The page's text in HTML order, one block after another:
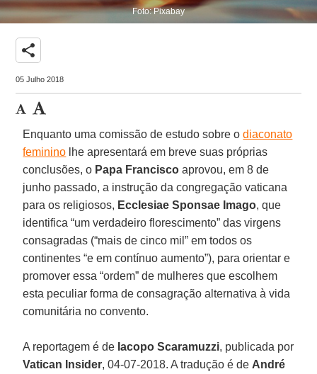
Foto: Pixabay
share
05 Julho 2018
Enquanto uma comissão de estudo sobre odiaconato
feminino lhe apresentará em breve suas próprias
conclusões, o Papa Francisco aprovou, em 8 de
junho passado, a instrução da congregação vaticana
para os religiosos, Ecclesiae Sponsae Imago, que
identifica “um verdadeiro florescimento” das virgens
consagradas (“mais de cinco mil” em todos os
continentes “e em contínuo aumento”), para orientar e
promover essa “ordem” de mulheres que escolhem
esta peculiar forma de consagração alternativa à vida
comunitária no convento.
A reportagem é de Iacopo Scaramuzzi, publicada por
Vatican Insider, 04-07-2018. A tradução é de André